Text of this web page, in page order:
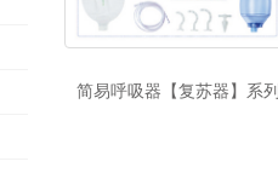
简易呼吸器【复苏器】系列